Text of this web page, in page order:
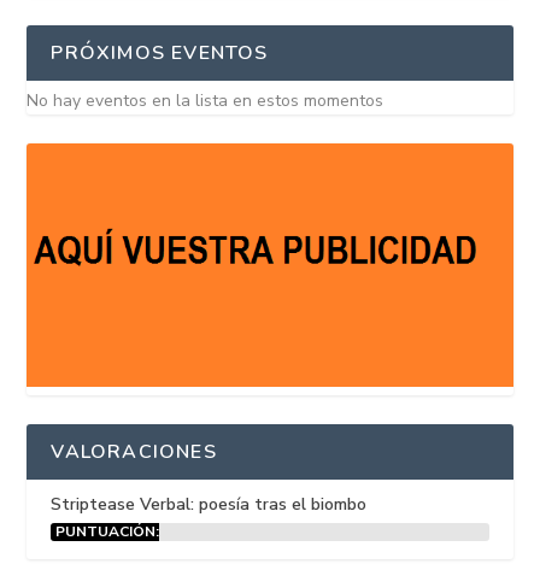
PRÓXIMOS EVENTOS
No hay eventos en la lista en estos momentos
VALORACIONES
Striptease Verbal: poesía tras el biombo
PUNTUACIÓN: